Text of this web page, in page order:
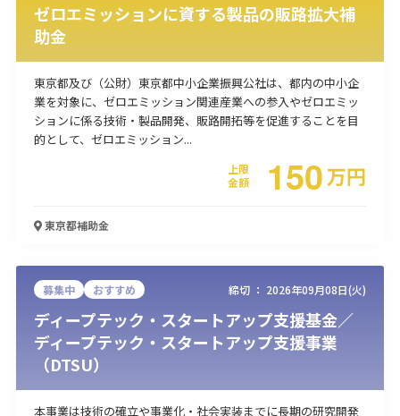
ゼロエミッションに資する製品の販路拡大補
助金
東京都及び（公財）東京都中小企業振興公社は、都内の中小企
業を対象に、ゼロエミッション関連産業への参入やゼロエミッ
ションに係る技術・製品開発、販路開拓等を促進することを目
的として、ゼロエミッション...
上限
金額
150万円
東京都補助金
募集中 おすすめ 締切 ： 2026年09月08日(火)
ディープテック・スタートアップ支援基金／
ディープテック・スタートアップ支援事業
（DTSU）
本事業は技術の確立や事業化・社会実装までに長期の研究開発